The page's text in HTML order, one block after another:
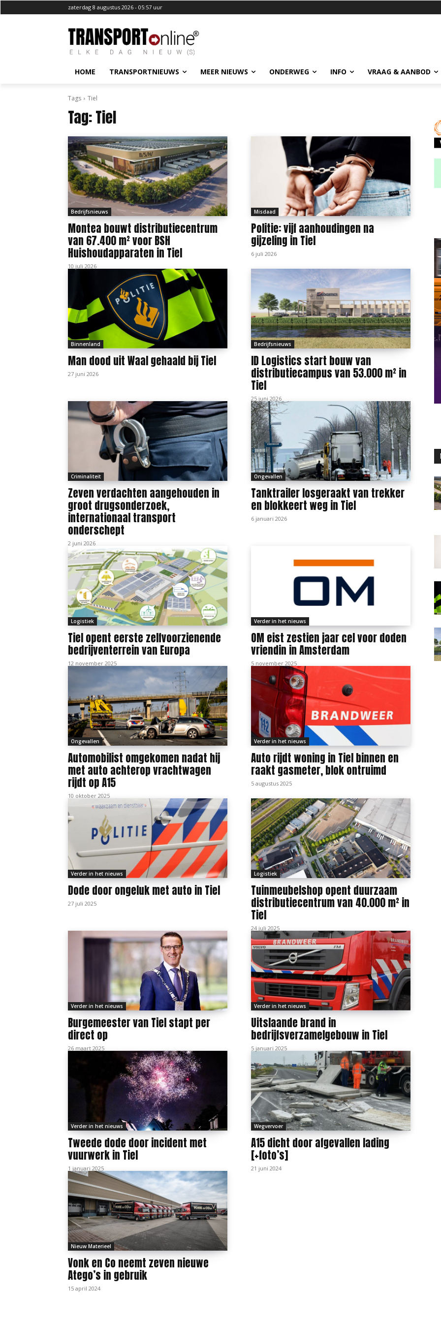
zaterdag 8 augustus 2026 - 05:57 uur
HOME TRANSPORTNIEUWS MEER NIEUWS ONDERWEG INFO VRAAG & AANBOD
Tags Tiel
Tag:Tiel
Bedrijfsnieuws
Montea bouwt distributiecentrum
van 67.400 m² voor BSH
Huishoudapparaten in Tiel
10 juli 2026
Misdaad
Politie: vijf aanhoudingen na
gijzeling in Tiel
6 juli 2026
Binnenland
Man dood uit Waal gehaald bij Tiel
27 juni 2026
Bedrijfsnieuws
ID Logistics start bouw van
distributiecampus van 53.000 m² in
Tiel
25 juni 2026
Criminaliteit
Zeven verdachten aangehouden in
groot drugsonderzoek,
internationaal transport
onderschept
2 juni 2026
Ongevallen
Tanktrailer losgeraakt van trekker
en blokkeert weg in Tiel
6 januari 2026
Logistiek
Tiel opent eerste zelfvoorzienende
bedrijventerrein van Europa
12 november 2025
Verder in het nieuws
OM eist zestien jaar cel voor doden
vriendin in Amsterdam
5 november 2025
Ongevallen
Automobilist omgekomen nadat hij
met auto achterop vrachtwagen
rijdt op A15
10 oktober 2025
Verder in het nieuws
Auto rijdt woning in Tiel binnen en
raakt gasmeter, blok ontruimd
5 augustus 2025
Verder in het nieuws
Dode door ongeluk met auto in Tiel
27 juli 2025
Logistiek
Tuinmeubelshop opent duurzaam
distributiecentrum van 40.000 m² in
Tiel
24 juli 2025
Verder in het nieuws
Burgemeester van Tiel stapt per
direct op
26 maart 2025
Verder in het nieuws
Uitslaande brand in
bedrijfsverzamelgebouw in Tiel
5 januari 2025
Verder in het nieuws
Tweede dode door incident met
vuurwerk in Tiel
1 januari 2025
Wegvervoer
A15 dicht door afgevallen lading
[+foto’s]
21 juni 2024
Nieuw Materieel
Vonk en Co neemt zeven nieuwe
Atego’s in gebruik
15 april 2024